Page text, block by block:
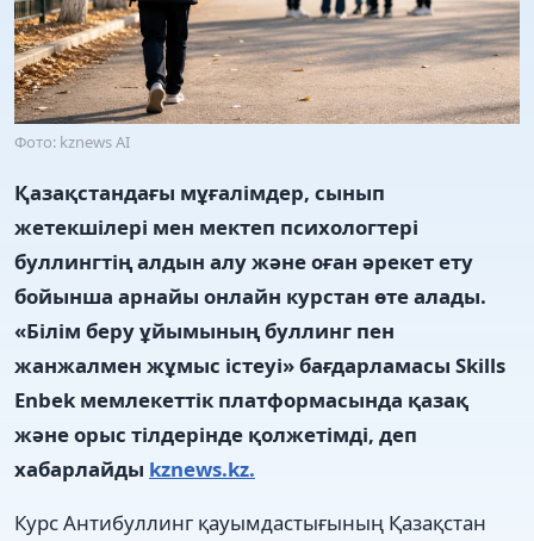
Фото: kznews AI
Қазақстандағы мұғалімдер, сынып
жетекшілері мен мектеп психологтері
буллингтің алдын алу және оған әрекет ету
бойынша арнайы онлайн курстан өте алады.
«Білім беру ұйымының буллинг пен
жанжалмен жұмыс істеуі» бағдарламасы Skills
Enbek мемлекеттік платформасында қазақ
және орыс тілдерінде қолжетімді, деп
хабарлайды kznews.kz.
Курс Антибуллинг қауымдастығының Қазақстан